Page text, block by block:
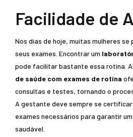
Facilidade de
Nos dias de hoje, muitas mulheres
seus exames. Encontrar um
pode facilitar bastante essa rotina.
de saúde com exames de rotina
consultas e testes, tornando o
A gestante deve sempre se
exames necessários para garantir
saudável.